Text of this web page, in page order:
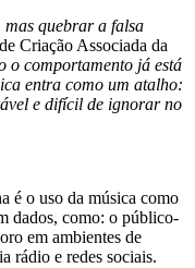
quebrar a falsa
Criação Associada da
o comportamento já está
entra como um atalho:
e difícil de ignorar no
é o uso da música como
dados, como: o público-
em ambientes de
rádio e redes sociais.